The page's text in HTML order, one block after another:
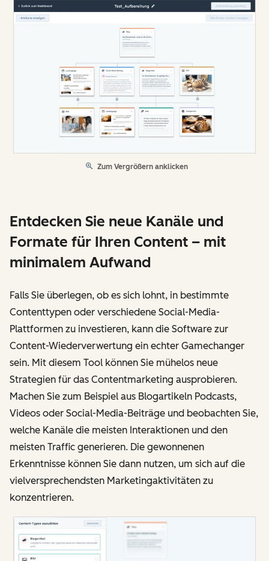
Zum Vergrößern anklicken
Entdecken Sie neue Kanäle und
Formate für Ihren Content – mit
minimalem Aufwand
Falls Sie überlegen, ob es sich lohnt, in bestimmte
Contenttypen oder verschiedene Social-Media-
Plattformen zu investieren, kann die Software zur
Content-Wiederverwertung ein echter Gamechanger
sein. Mit diesem Tool können Sie mühelos neue
Strategien für das Contentmarketing ausprobieren.
Machen Sie zum Beispiel aus Blogartikeln Podcasts,
Videos oder Social-Media-Beiträge und beobachten Sie,
welche Kanäle die meisten Interaktionen und den
meisten Traffic generieren. Die gewonnenen
Erkenntnisse können Sie dann nutzen, um sich auf die
vielversprechendsten Marketingaktivitäten zu
konzentrieren.